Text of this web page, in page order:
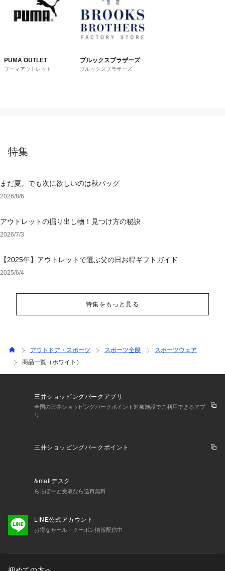
PUMA OUTLET
プーマアウトレット
ブルックスブラザーズ
ブルックスブラザーズ
特集
まだ夏。でも次に欲しいのは秋バッグ
2026/8/6
アウトレットの掘り出し物！見つけ方の秘訣
2026/7/3
【2025年】アウトレットで選ぶ父の日お得ギフトガイド
2025/6/4
特集をもっと見る
アウトドア・スポーツ スポーツ全般
スポーツウェア
商品一覧（ホワイト）
三井ショッピングパークアプリ
全国の三井ショッピングパークポイント対象施設でご利用できるアプ
リ
三井ショッピングパークポイント
&mallデスク
ららぽーと受取なら送料無料
LINE公式アカウント
お得なセール・クーポン情報配信中